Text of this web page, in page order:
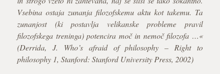
Vsebina ostaja zunanja filozofskemu aktu kot takemu. Ta
zunanjost (ki postavlja velikanske probleme pravil
filozofskega treninga) potencira moč in nemoč filozofa …«
(Derrida, J. Who’s afraid of philosophy – Right to
philosophy 1, Stanford: Stanford University Press, 2002)